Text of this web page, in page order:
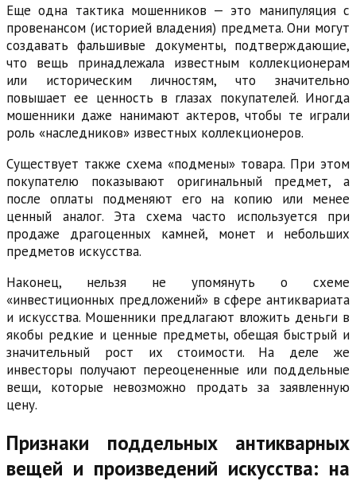
Еще одна тактика мошенников — это манипуляция с
провенансом (историей владения) предмета. Они могут
создавать фальшивые документы, подтверждающие,
что вещь принадлежала известным коллекционерам
или историческим личностям, что значительно
повышает ее ценность в глазах покупателей. Иногда
мошенники даже нанимают актеров, чтобы те играли
роль «наследников» известных коллекционеров.
Существует также схема «подмены» товара. При этом
покупателю показывают оригинальный предмет, а
после оплаты подменяют его на копию или менее
ценный аналог. Эта схема часто используется при
продаже драгоценных камней, монет и небольших
предметов искусства.
Наконец, нельзя не упомянуть о схеме
«инвестиционных предложений» в сфере антиквариата
и искусства. Мошенники предлагают вложить деньги в
якобы редкие и ценные предметы, обещая быстрый и
значительный рост их стоимости. На деле же
инвесторы получают переоцененные или поддельные
вещи, которые невозможно продать за заявленную
цену.
Признаки поддельных антикварных
вещей и произведений искусства: на